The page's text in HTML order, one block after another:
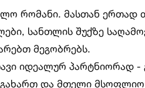
რომანი. მასთან ერთად
სანთლის შუქზე
მეგობრებს.
იდეალურ პარტნიორად -
და მთელი მსოფლიო